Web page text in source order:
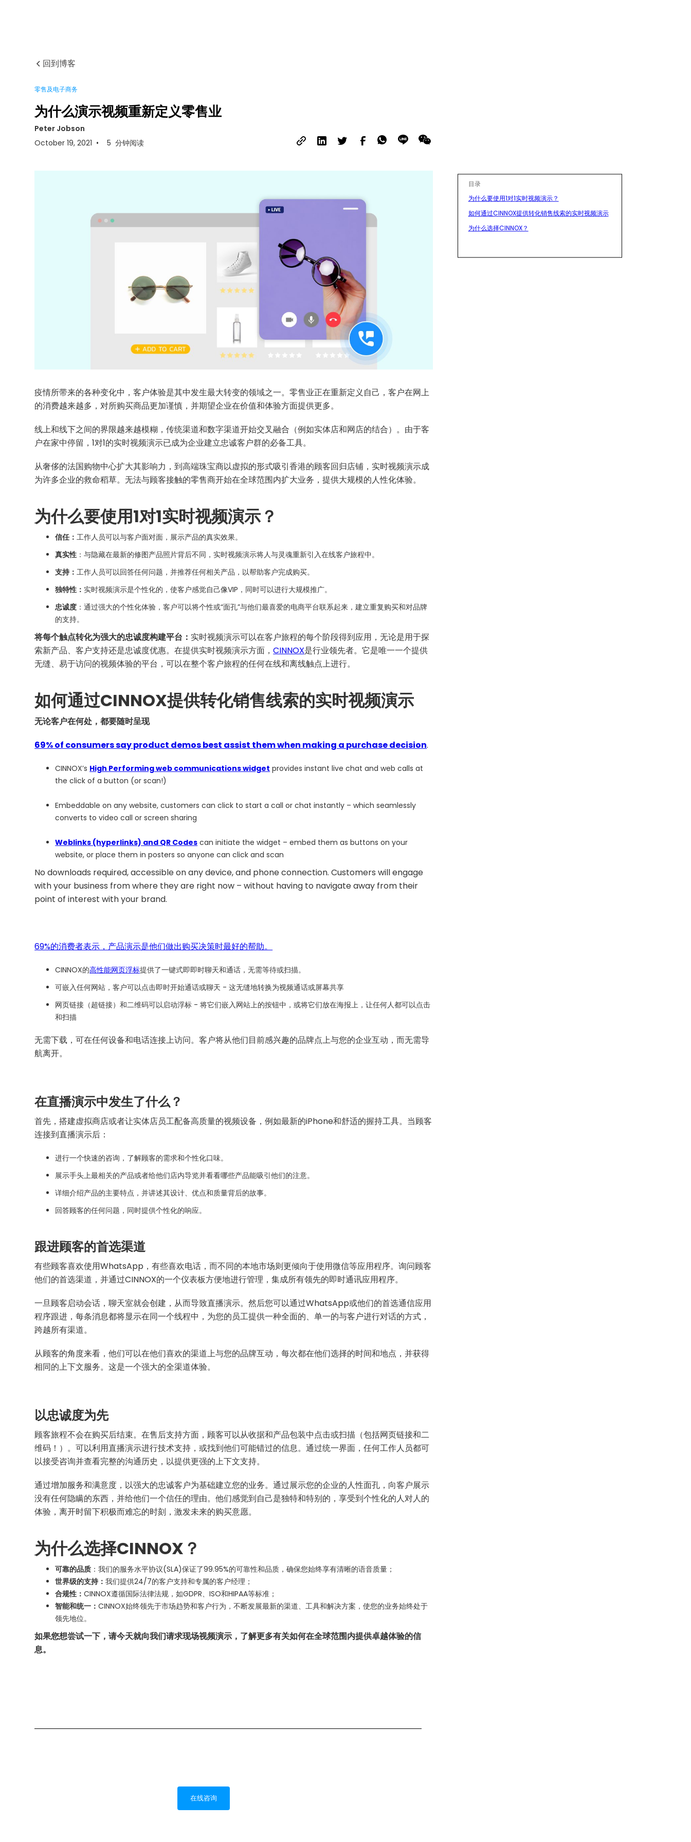
回到博客
零售及电子商务
为什么演示视频重新定义零售业
Peter Jobson
October 19, 2021 • 5 分钟阅读
疫情所带来的各种变化中，客户体验是其中发生最大转变的领域之一。零售业正在重新定义自己，客户在网上
的消费越来越多，对所购买商品更加谨慎，并期望企业在价值和体验方面提供更多。
线上和线下之间的界限越来越模糊，传统渠道和数字渠道开始交叉融合（例如实体店和网店的结合）。由于客
户在家中停留，1对1的实时视频演示已成为企业建立忠诚客户群的必备工具。
从奢侈的法国购物中心扩大其影响力，到高端珠宝商以虚拟的形式吸引香港的顾客回归店铺，实时视频演示成
为许多企业的救命稻草。无法与顾客接触的零售商开始在全球范围内扩大业务，提供大规模的人性化体验。
为什么要使用1对1实时视频演示？
信任：工作人员可以与客户面对面，展示产品的真实效果。
真实性 ：与隐藏在最新的修图产品照片背后不同，实时视频演示将人与灵魂重新引入在线客户旅程中。
支持：工作人员可以回答任何问题，并推荐任何相关产品，以帮助客户完成购买。
独特性： 实时视频演示是个性化的，使客户感觉自己像VIP，同时可以进行大规模推广。
忠诚度 ：通过强大的个性化体验，客户可以将个性或“面孔”与他们最喜爱的电商平台联系起来，建立重复购买和对品牌
的支持。
将每个触点转化为强大的忠诚度构建平台： 实时视频演示可以在客户旅程的每个阶段得到应用，无论是用于探
索新产品、客户支持还是忠诚度优惠。在提供实时视频演示方面，CINNOX是行业领先者。它是唯一一个提供
无缝、易于访问的视频体验的平台，可以在整个客户旅程的任何在线和离线触点上进行。
如何通过CINNOX提供转化销售线索的实时视频演示
无论客户在何处，都要随时呈现
69% of consumers say product demos best assist them when making a purchase decision.
CINNOX’s High Performing web communications widget provides instant live chat and web calls at
the click of a button (or scan!)
Embeddable on any website, customers can click to start a call or chat instantly – which seamlessly
converts to video call or screen sharing
Weblinks (hyperlinks) and QR Codes can initiate the widget – embed them as buttons on your
website, or place them in posters so anyone can click and scan
No downloads required, accessible on any device, and phone connection. Customers will engage
with your business from where they are right now – without having to navigate away from their
point of interest with your brand.
69%的消费者表示，产品演示是他们做出购买决策时最好的帮助。
CINNOX的高性能网页浮标提供了一键式即即时聊天和通话，无需等待或扫描。
可嵌入任何网站，客户可以点击即时开始通话或聊天 - 这无缝地转换为视频通话或屏幕共享
网页链接（超链接）和二维码可以启动浮标 - 将它们嵌入网站上的按钮中，或将它们放在海报上，让任何人都可以点击
和扫描
无需下载，可在任何设备和电话连接上访问。客户将从他们目前感兴趣的品牌点上与您的企业互动，而无需导
航离开。
在直播演示中发生了什么？
首先，搭建虚拟商店或者让实体店员工配备高质量的视频设备，例如最新的iPhone和舒适的握持工具。当顾客
连接到直播演示后：
进行一个快速的咨询，了解顾客的需求和个性化口味。
展示手头上最相关的产品或者给他们店内导览并看看哪些产品能吸引他们的注意。
详细介绍产品的主要特点，并讲述其设计、优点和质量背后的故事。
回答顾客的任何问题，同时提供个性化的响应。
跟进顾客的首选渠道
有些顾客喜欢使用WhatsApp，有些喜欢电话，而不同的本地市场则更倾向于使用微信等应用程序。询问顾客
他们的首选渠道，并通过CINNOX的一个仪表板方便地进行管理，集成所有领先的即时通讯应用程序。
一旦顾客启动会话，聊天室就会创建，从而导致直播演示。然后您可以通过WhatsApp或他们的首选通信应用
程序跟进，每条消息都将显示在同一个线程中，为您的员工提供一种全面的、单一的与客户进行对话的方式，
跨越所有渠道。
从顾客的角度来看，他们可以在他们喜欢的渠道上与您的品牌互动，每次都在他们选择的时间和地点，并获得
相同的上下文服务。这是一个强大的全渠道体验。
以忠诚度为先
顾客旅程不会在购买后结束。在售后支持方面，顾客可以从收据和产品包装中点击或扫描（包括网页链接和二
维码！）。可以利用直播演示进行技术支持，或找到他们可能错过的信息。通过统一界面，任何工作人员都可
以接受咨询并查看完整的沟通历史，以提供更强的上下文支持。
通过增加服务和满意度，以强大的忠诚客户为基础建立您的业务。通过展示您的企业的人性面孔，向客户展示
没有任何隐瞒的东西，并给他们一个信任的理由。他们感觉到自己是独特和特别的，享受到个性化的人对人的
体验，离开时留下积极而难忘的时刻，激发未来的购买意愿。
为什么选择CINNOX？
可靠的品质 ：我们的服务水平协议(SLA)保证了99.95%的可靠性和品质，确保您始终享有清晰的语音质量；
世界级的支持：我们提供24/7的客户支持和专属的客户经理；
合规性：CINNOX遵循国际法律法规，如GDPR、ISO和HIPAA等标准；
智能和统一：CINNOX始终领先于市场趋势和客户行为，不断发展最新的渠道、工具和解决方案，使您的业务始终处于
领先地位。
如果您想尝试一下，请今天就向我们请求现场视频演示，了解更多有关如何在全球范围内提供卓越体验的信
息。
目录
为什么要使用1对1实时视频演示？
如何通过CINNOX提供转化销售线索的实时视频演示
为什么选择CINNOX？
在线咨询